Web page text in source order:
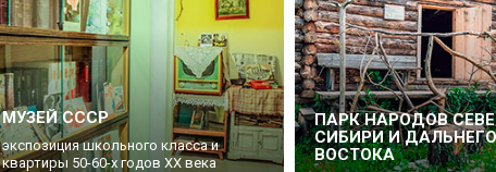
МУЗЕЙ СССР
экспозиция школьного класса и
квартиры 50-60-х годов ХХ века
ПАРК НАРОДОВ
СИБИРИ И ДАЛЬНЕГО
ВОСТОКА